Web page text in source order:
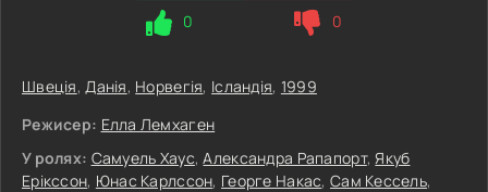
0 0
Швеція,Данія, Норвегія, Ісландія, 1999
Режисер: Елла Лемхаген
У ролях: Самуель Хаус,Александра Рапапорт,Якуб
Ерікссон, Юнас Карлссон, Георге Накас, Сам Кессель,